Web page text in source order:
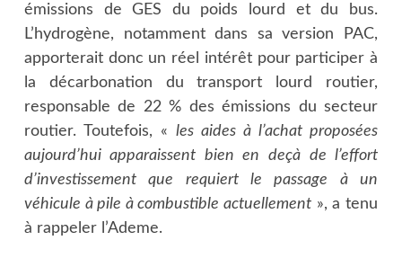
émissions de GES du poids lourd et du bus.
L’hydrogène, notamment dans sa version PAC,
apporterait donc un réel intérêt pour participer à
la décarbonation du transport lourd routier,
responsable de 22 % des émissions du secteur
routier. Toutefois, « les aides à l’achat proposées
aujourd’hui apparaissent bien en deçà de l’effort
d’investissement que requiert le passage à un
véhicule à pile à combustible actuellement », a tenu
à rappeler l’Ademe.